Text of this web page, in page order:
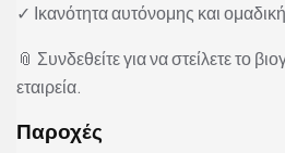
✓ Ικανότητα αυτόνομης και
📎 Συνδεθείτε για να στείλετε το
εταιρεία.
Παροχές